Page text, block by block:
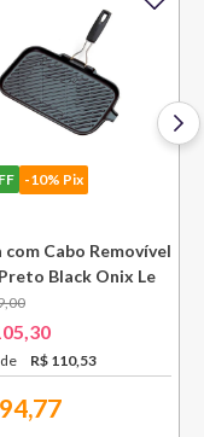
-10% Pix
com Cabo Removível
Black Onix Le
,00
,30
R$ 110, 53